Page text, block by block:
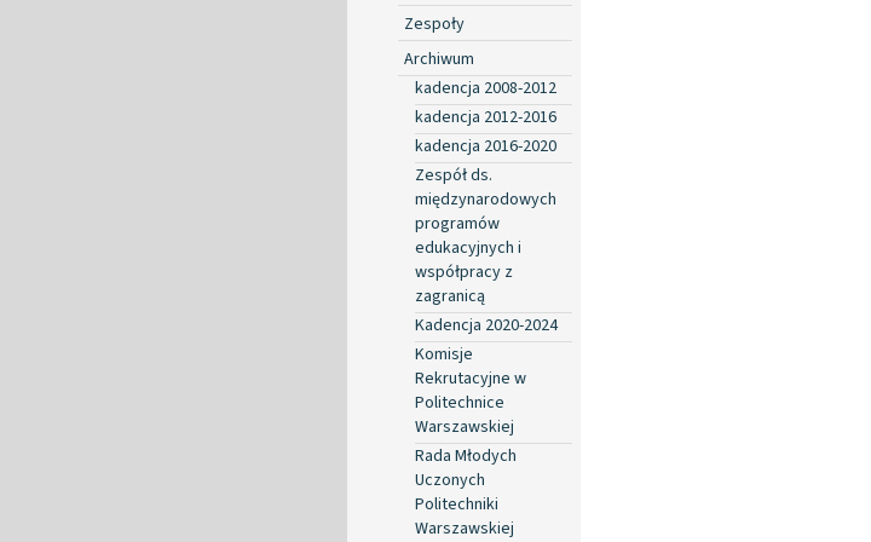
Zespoły
Archiwum
kadencja 2008-2012
kadencja 2012-2016
kadencja 2016-2020
Zespół ds.
międzynarodowych
programów
edukacyjnych i
współpracy z
zagranicą
Kadencja 2020-2024
Komisje
Rekrutacyjne w
Politechnice
Warszawskiej
Rada Młodych
Uczonych
Politechniki
Warszawskiej